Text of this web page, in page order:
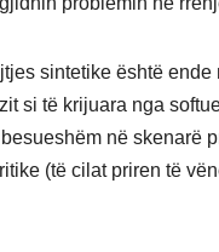
sintetike është
si të krijuara nga
në skenarë
(të cilat priren të